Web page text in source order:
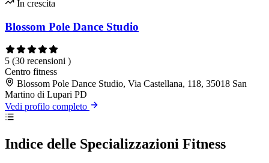
In crescita
Blossom Pole Dance Studio
5 (30 recensioni )
Centro fitness
Blossom Pole Dance Studio, Via Castellana, 118, 35018 San
Martino di Lupari PD
Vedi profilo completo
Indice delle Specializzazioni Fitness